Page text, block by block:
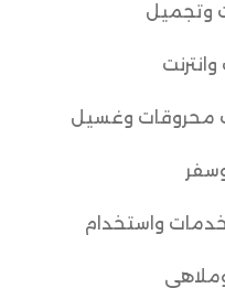
وتجميل
وانترنت
محروقات وغسيل
واستخدام